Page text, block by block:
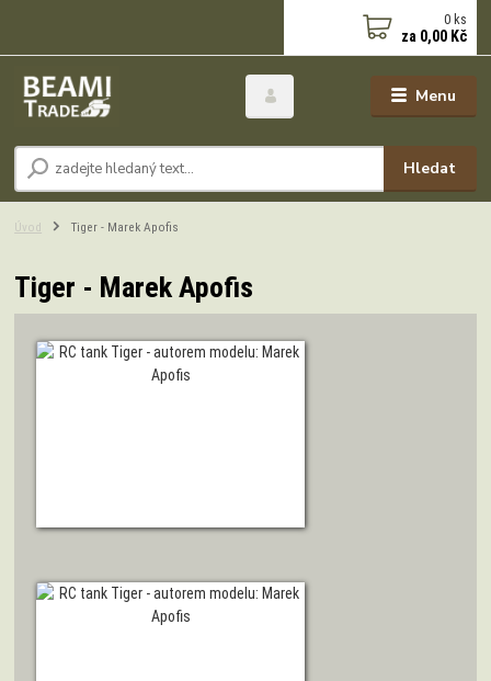
Menu
Hledat
0 ks
za 0,00 Kč
Úvod Tiger - Marek Apofis
Tiger - Marek Apofis
ZOBRAZIT DETAIL